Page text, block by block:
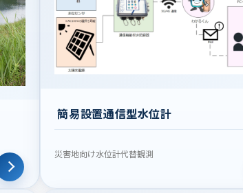
簡易設置通信型水位計
災害地向け水位計代替観測